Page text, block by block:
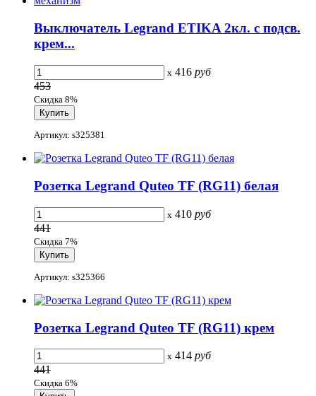
Выключатель Legrand ETIKA 2кл. с подсв.
крем...
x 416 руб
453
Скидка 8%
Артикул: s325381
Розетка Legrand Quteo TF (RG11) белая
x 410 руб
441
Скидка 7%
Артикул: s325366
Розетка Legrand Quteo TF (RG11) крем
x 414 руб
441
Скидка 6%